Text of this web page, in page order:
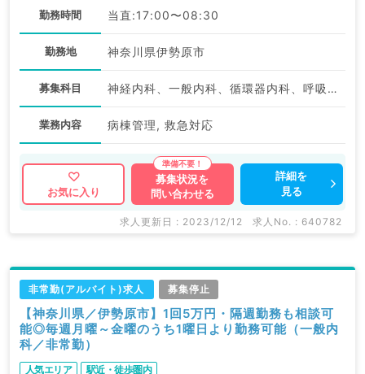
勤務時間 当直:17:00〜08:30
勤務地 神奈川県伊勢原市
募集科目 神経内科、一般内科、循環器内科、呼吸器内科、消化器内科、内分泌・代謝内科、腎臓内科、血液内科
業務内容 病棟管理, 救急対応
お気に入り
募集状況を
問い合わせる
詳細を
見る
求人更新日 : 2023/12/12 求人No. : 640782
非常勤(アルバイト)求人 募集停止
【神奈川県／伊勢原市】1回5万円・隔週勤務も相談可
能◎毎週月曜～金曜のうち1曜日より勤務可能（一般内
科／非常勤）
人気エリア 駅近・徒歩圏内